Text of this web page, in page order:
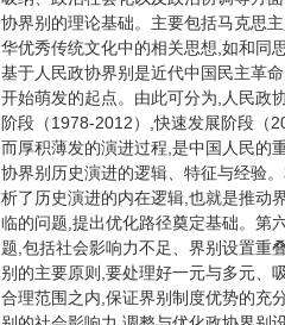
协界别的理论基础。主要包括马克思
华优秀传统文化中的相关思想,如和同
基于人民政协界别是近代中国民主革
开始萌发的起点。由此可分为,人民政
阶段（1978-2012）,快速发展阶段（
而厚积薄发的演进过程,是中国人民的
协界别历史演进的逻辑、特征与经验
析了历史演进的内在逻辑,也就是推动
临的问题,提出优化路径奠定基础。第
题,包括社会影响力不足、界别设置重
别的主要原则,要处理好一元与多元、
合理范围之内,保证界别制度优势的充